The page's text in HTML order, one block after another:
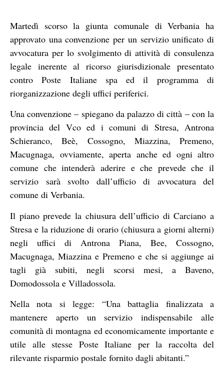
Martedì scorso la giunta comunale di Verbania ha
approvato una convenzione per un servizio unificato di
avvocatura per lo svolgimento di attività di consulenza
legale inerente al ricorso giurisdizionale presentato
contro Poste Italiane spa ed il programma di
riorganizzazione degli uffici periferici.
Una convenzione – spiegano da palazzo di città – con la
provincia del Vco ed i comuni di Stresa, Antrona
Schieranco, Beè, Cossogno, Miazzina, Premeno,
Macugnaga, ovviamente, aperta anche ed ogni altro
comune che intenderà aderire e che prevede che il
servizio sarà svolto dall’ufficio di avvocatura del
comune di Verbania.
Il piano prevede la chiusura dell’ufficio di Carciano a
Stresa e la riduzione di orario (chiusura a giorni alterni)
negli uffici di Antrona Piana, Bee, Cossogno,
Macugnaga, Miazzina e Premeno e che si aggiunge ai
tagli già subiti, negli scorsi mesi, a Baveno,
Domodossola e Villadossola.
Nella nota si legge: “Una battaglia finalizzata a
mantenere aperto un servizio indispensabile alle
comunità di montagna ed economicamente importante e
utile alle stesse Poste Italiane per la raccolta del
rilevante risparmio postale fornito dagli abitanti.”